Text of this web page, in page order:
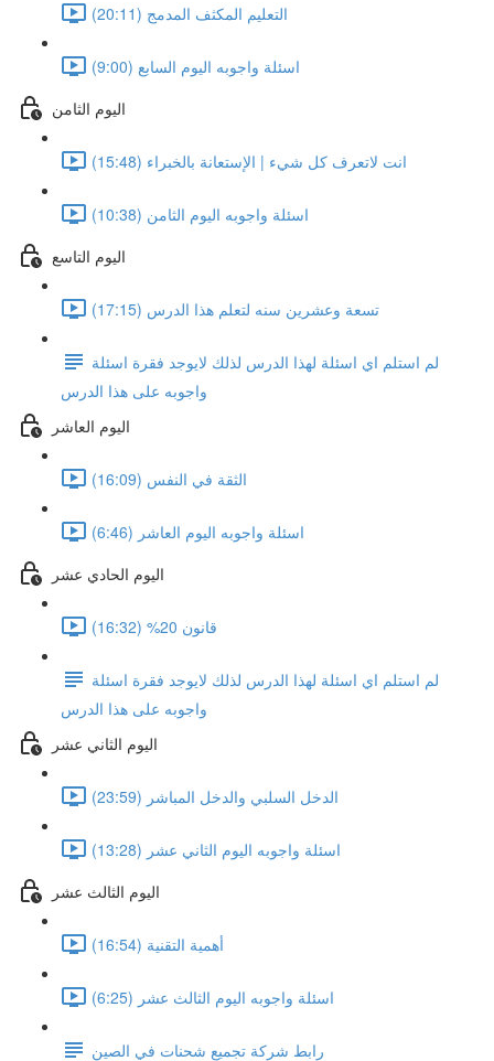
التعليم المكثف المدمج (20:11)
اسئلة واجوبه اليوم السابع (9:00)
اليوم الثامن
انت لاتعرف كل شيء | الإستعانة بالخبراء (15:48)
اسئلة واجوبه اليوم الثامن (10:38)
اليوم التاسع
تسعة وعشرين سنه لتعلم هذا الدرس (17:15)
لم استلم اي اسئلة لهذا الدرس لذلك لايوجد فقرة اسئلة
واجوبه على هذا الدرس
اليوم العاشر
الثقة في النفس (16:09)
اسئلة واجوبه اليوم العاشر (6:46)
اليوم الحادي عشر
قانون 20% (16:32)
لم استلم اي اسئلة لهذا الدرس لذلك لايوجد فقرة اسئلة
واجوبه على هذا الدرس
اليوم الثاني عشر
الدخل السلبي والدخل المباشر (23:59)
اسئلة واجوبه اليوم الثاني عشر (13:28)
اليوم الثالث عشر
أهمية التقنية (16:54)
اسئلة واجوبه اليوم الثالث عشر (6:25)
رابط شركة تجميع شحنات في الصين